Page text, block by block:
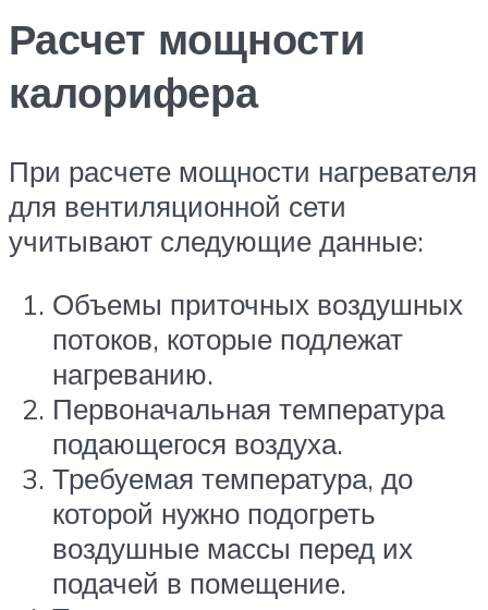
Расчет мощности
калорифера
При расчете мощности нагревателя
для вентиляционной сети
учитывают следующие данные:
Объемы приточных воздушных
потоков, которые подлежат
нагреванию.
Первоначальная температура
подающегося воздуха.
Требуемая температура, до
которой нужно подогреть
воздушные массы перед их
подачей в помещение.